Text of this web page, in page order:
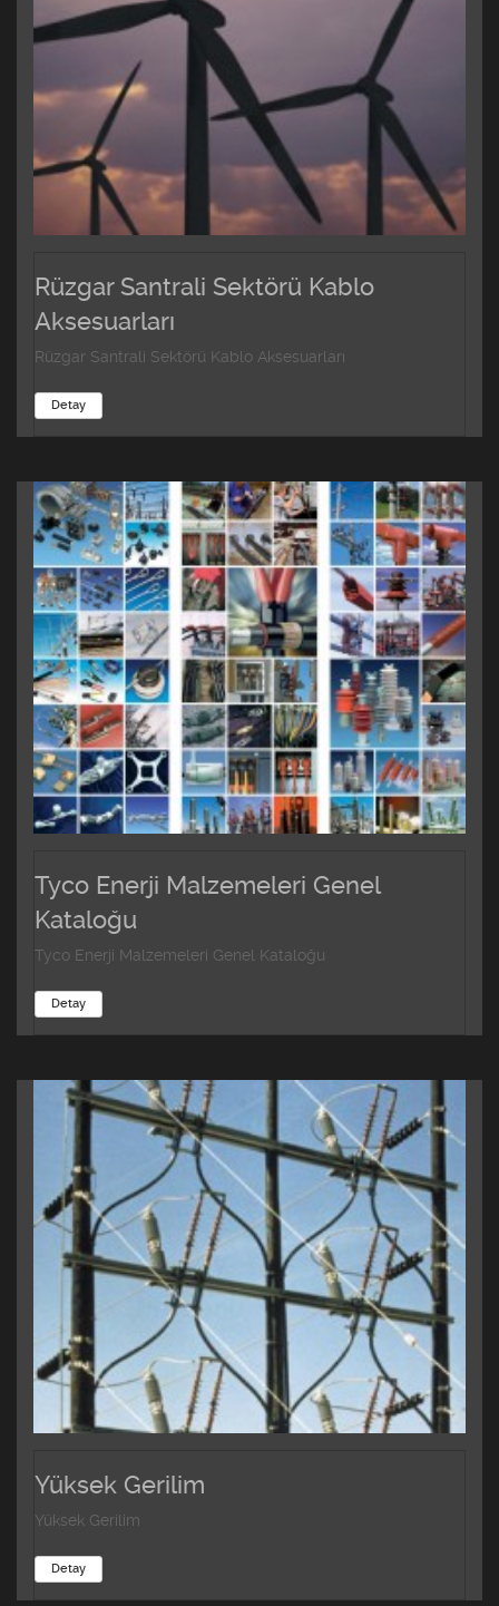
Rüzgar Santrali Sektörü Kablo
Aksesuarları
Rüzgar Santrali Sektörü Kablo Aksesuarları
Detay
Tyco Enerji Malzemeleri Genel
Kataloğu
Tyco Enerji Malzemeleri Genel Kataloğu
Detay
Yüksek Gerilim
Yüksek Gerilim
Detay